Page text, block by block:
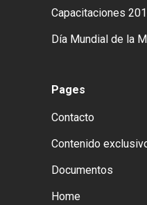
Capacitaciones
Día Mundial de la
Pages
Contacto
Contenido
Documentos
Home